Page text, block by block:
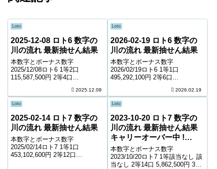
Loto
2025-12-08 ロト6 数字の
川の流れ 最新抽せん結果
本数字とボーナス数字
2025/12/08ロト6 1等2口
115,587,500円 2等4口
円 4等9,488口 8,300円 5等
172,385口 1,000円 キャリーオー
バー 0...
2025.12.08
Loto
2026-02-19 ロト6 数字の
川の流れ 最新抽せん結果
本数字とボーナス数字
2026/02/19ロト6 1等1口
495,292,100円 2等6口
円 4等12,042口 7,200円 5等
181,113口 1,000円 キャリーオー
バー ...
2026.02.19
Loto
2025-02-14 ロト7 数字の
川の流れ 最新抽せん結果
本数字とボーナス数字
2025/02/14ロト7 1等1口
453,102,600円 2等12口
Loto
2023-10-20 ロト7 数字の
川の流れ 最新抽せん結果
キャリーオーバー中 !
1,727,480,875円
本数字とボーナス数字
2023/10/20ロト7 1等該当なし 該
当なし 2等14口 5,862,500円 3等